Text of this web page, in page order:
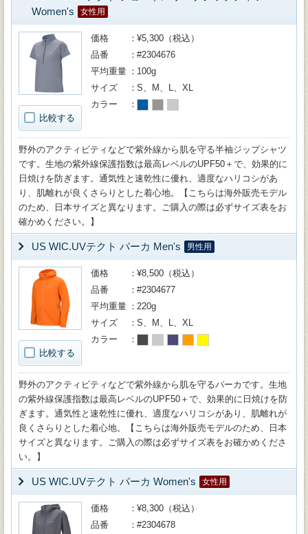
Women's
女性用
比較する
価格
¥5,300（税込）
品番
#2304676
平均重量
100g
サイズ
S、M、L、XL
カラー
野外のアクティビティなどで紫外線から肌を守る半袖ジップシャツ
です。生地の紫外線保護指数は最高レベルのUPF50＋で、効果的に
日焼けを防ぎます。通気性と速乾性に優れ、適度なハリコシがあ
り、肌離れが良くさらりとした着心地。【こちらは海外販売モデル
のため、日本サイズと異なります。ご購入の際は必ずサイズ表をお
確かめください。】
US WIC.UVテクト パーカ Men's 男性用
比較する
価格
¥8,500（税込）
品番
#2304677
平均重量
220g
サイズ
S、M、L、XL
カラー
野外のアクティビティなどで紫外線から肌を守るパーカです。生地
の紫外線保護指数は最高レベルのUPF50＋で、効果的に日焼けを防
ぎます。通気性と速乾性に優れ、適度なハリコシがあり、肌離れが
良くさらりとした着心地。【こちらは海外販売モデルのため、日本
サイズと異なります。ご購入の際は必ずサイズ表をお確かめくださ
い。】
US WIC.UVテクト パーカ Women's 女性用
価格
¥8,300（税込）
品番
#2304678